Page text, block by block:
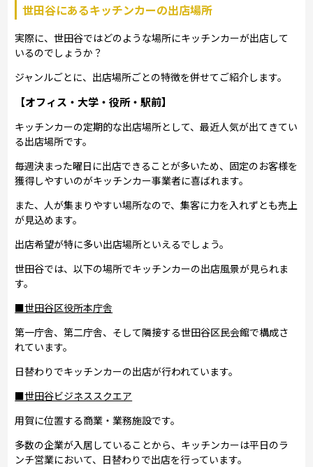
世田谷にあるキッチンカーの出店場所
実際に、世田谷ではどのような場所にキッチンカーが出店して
いるのでしょうか？
ジャンルごとに、出店場所ごとの特徴を併せてご紹介します。
【オフィス・大学・役所・駅前】
キッチンカーの定期的な出店場所として、最近人気が出てきてい
る出店場所です。
毎週決まった曜日に出店できることが多いため、固定のお客様を
獲得しやすいのがキッチンカー事業者に喜ばれます。
また、人が集まりやすい場所なので、集客に力を入れずとも売上
が見込めます。
出店希望が特に多い出店場所といえるでしょう。
世田谷では、以下の場所でキッチンカーの出店風景が見られま
す。
■世田谷区役所本庁舎
第一庁舎、第二庁舎、そして隣接する世田谷区民会館で構成さ
れています。
日替わりでキッチンカーの出店が行われています。
■世田谷ビジネススクエア
用賀に位置する商業・業務施設です。
多数の企業が入居していることから、キッチンカーは平日のラ
ンチ営業において、日替わりで出店を行っています。